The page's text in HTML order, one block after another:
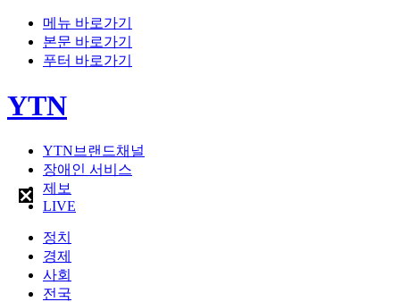
메뉴 바로가기
본문 바로가기
푸터 바로가기
YTN
YTN브랜드채널
장애인 서비스
제보
LIVE
정치
경제
사회
전국